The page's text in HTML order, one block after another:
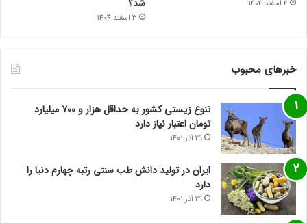
4 اسفند 1404 شد؟
3 اسفند 1404
خبرهای محبوب
تنوع زیستی کشور به حداقل هزار و ۷۰۰ میلیارد
تومان اعتبار نیاز دارد
29 آذر 1401
ایران در تولید دانش طب سنتی رتبه چهارم دنیا را
دارد
29 آذر 1401